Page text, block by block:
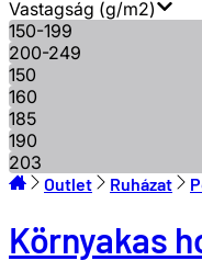
Vastagság (g/m2)
150-199
200-249
150
160
185
190
203
Outlet Ruházat
Környakas